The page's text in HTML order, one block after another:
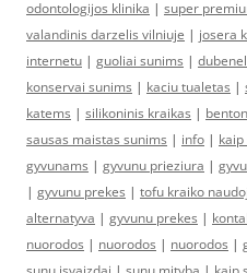
odontologijos klinika | super
valandinis darzelis vilniuje | josera
internetu | guoliai sunims |
konservai sunims | kaciu tualetas |
katems | silikoninis kraikas |
sausas maistas sunims | info |
gyvunams | gyvunu prieziura |
| gyvunu prekes | tofu kraiko
alternatyva | gyvunu prekes |
nuorodos | nuorodos | nuorodos |